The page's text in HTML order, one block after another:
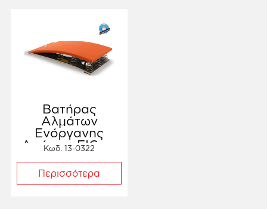
Βατήρας
Αλμάτων
Ενόργανης
Αγώνων FIG με
Κωδ. 13-0322
Περισσότερα